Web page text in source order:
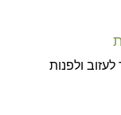
ולפנות